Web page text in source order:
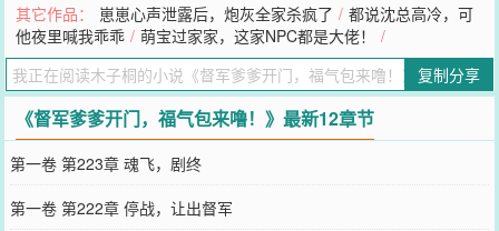
穴，都是杀人不眨眼的主儿，小团子去了肯定活不了多久。岂料，前
世对沈云晴不屑一顾的东院哥哥们将她宠成至宝。杀人狂魔少帅大
哥：动我妹妹，一枪崩了他！心理变态医生二哥：动我妹妹，手术刀
也能杀人的！留学归来败类三哥：动我妹妹，扒了皮当纸用！顽劣调
皮范闲四哥：动我妹妹，我有三个哥哥！再后来，昔日讨厌她的哥哥
们见曼曼给东院带去了一件又一件的好事，纷纷红了眼，求着她回
家。陆大帅叫来部队：这是我家的小福星，谁敢动心思，老子把他打
成马蜂窝！
您要是觉得《
督军爹爹开门，福气包来噜！
向您QQ群和微博微信里的朋友推荐哦！
其它作品： 崽崽心声泄露后，炮灰全家杀疯了 / 都说沈总高冷，可
他夜里喊我乖乖 / 萌宝过家家，这家NPC都是大佬！
/
复制分享
《督军爹爹开门，福气包来噜！》最新12章节
第一卷 第223章 魂飞，剧终
第一卷 第222章 停战，让出督军